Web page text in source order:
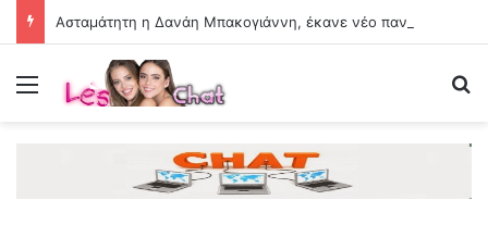
Menu